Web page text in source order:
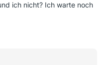
ich nicht? Ich warte noch